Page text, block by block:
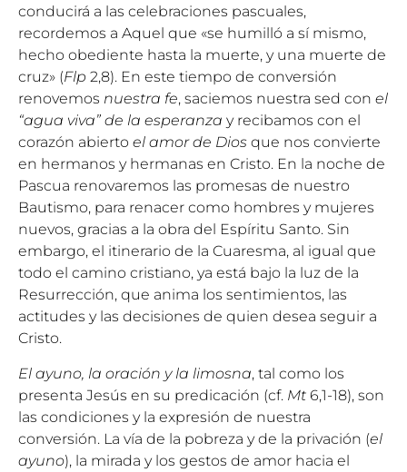
conducirá a las celebraciones pascuales,
recordemos a Aquel que «se humilló a sí mismo,
hecho obediente hasta la muerte, y una muerte de
cruz» (Flp 2,8). En este tiempo de conversión
renovemos nuestra fe, saciemos nuestra sed con el
“agua viva” de la esperanza y recibamos con el
corazón abierto el amor de Dios que nos convierte
en hermanos y hermanas en Cristo. En la noche de
Pascua renovaremos las promesas de nuestro
Bautismo, para renacer como hombres y mujeres
nuevos, gracias a la obra del Espíritu Santo. Sin
embargo, el itinerario de la Cuaresma, al igual que
todo el camino cristiano, ya está bajo la luz de la
Resurrección, que anima los sentimientos, las
actitudes y las decisiones de quien desea seguir a
Cristo.
El ayuno, la oración y la limosna, tal como los
presenta Jesús en su predicación (cf. Mt 6,1-18), son
las condiciones y la expresión de nuestra
conversión. La vía de la pobreza y de la privación (el
ayuno), la mirada y los gestos de amor hacia el